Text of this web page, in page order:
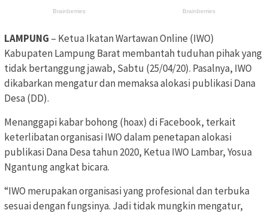
LAMPUNG – Ketua Ikatan Wartawan Online (IWO)
Kabupaten Lampung Barat membantah tuduhan pihak yang
tidak bertanggung jawab, Sabtu (25/04/20). Pasalnya, IWO
dikabarkan mengatur dan memaksa alokasi publikasi Dana
Desa (DD).
Menanggapi kabar bohong (hoax) di Facebook, terkait
keterlibatan organisasi IWO dalam penetapan alokasi
publikasi Dana Desa tahun 2020, Ketua IWO Lambar, Yosua
Ngantung angkat bicara.
“IWO merupakan organisasi yang profesional dan terbuka
sesuai dengan fungsinya. Jadi tidak mungkin mengatur,